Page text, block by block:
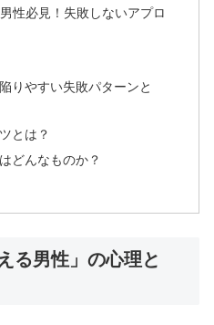
性必見！失敗しないアプロ
りやすい失敗パターンと
とは？
どんなものか？
る男性」の心理と